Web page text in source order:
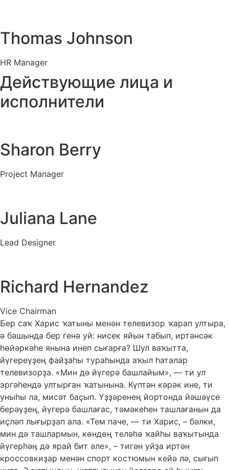
Thomas Johnson
HR Manager
Действующие лица и
исполнители
Sharon Berry
Project Manager
Juliana Lane
Lead Designer
Richard Hernandez
Vice Chairman
Бер саҡ Харис ҡатыны менән телевизор ҡарап ултыра,
ә башында бер генә уй: нисек яйын табып, иртәнсәк
һөйәркәһе янына инеп сығарға? Шул ваҡытта,
йүгереүҙең файҙаһы тураһында аҡыл һаталар
телевизорҙа. «Мин дә йүгерә башлайым», — ти ул
эргәһендә ултырған ҡатынына. Күптән кәрәк ине, ти
уныһы ла, мисәт баҫып. Үҙҙәренең йортонда йәшәүсе
берәүҙең, йүгерә башлағас, тәмәкеһен ташлағанын да
иҫләп лығырҙап ала. «Тем паче, — ти Харис, – бәлки,
мин дә ташлармын, көндөң теләһә ҡайһы ваҡытында
йүгерһәң дә ярай бит әле», – тигән уйҙа иртән
кроссовкиҙар менән спорт костюмын кейә лә, сығып